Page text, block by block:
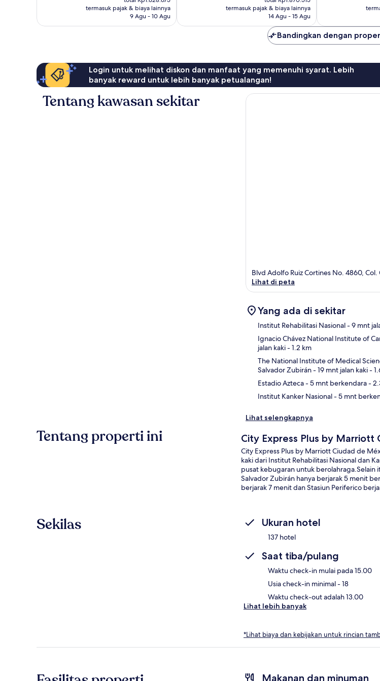
Rp1.362.908
termasuk pajak & biaya lainnya
9 Agu - 10 Agu
Rp1.565.284
termasuk pajak & biaya lainnya
14 Agu - 15 Agu
Bandingkan dengan
Login untuk melihat diskon dan manfaat yang memenuhi syarat. Lebih
banyak reward untuk lebih banyak petualangan!
Tentang kawasan sekitar
Blvd Adolfo Ruiz Cortines No. 4860,
Lihat di peta
Yang ada di sekitar
Institut Rehabilitasi Nasional- 9 mnt
Ignacio Chávez National Institute of
jalan kaki- 1.2 km
The National Institute of Medical
Salvador Zubirán- 19 mnt jalan kaki-
Estadio Azteca- 5 mnt berkendara-
Institut Kanker Nasional- 5 mnt
Lihat selengkapnya
Tentang properti ini City Express Plus by Marriott
City Express Plus by Marriott Ciudad de
kaki dari Institut Rehabilitasi Nasional dan
pusat kebugaran untuk berolahraga.Selain
Salvador Zubirán hanya berjarak 5 menit
berjarak 7 menit dan Stasiun Periferico
Sekilas Ukuran hotel
137 hotel
Saat tiba/pulang
Waktu check-in mulai pada 15.00
Usia check-in minimal - 18
Waktu check-out adalah 13.00
Lihat lebih banyak
*Lihat biaya dan kebijakan untuk rincian
Makanan dan minuman